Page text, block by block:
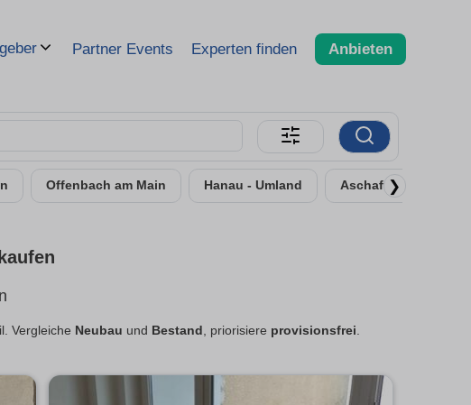
Partner Events Experten finden Anbieten
Offenbach am Main Hanau - Umland Aschaffenburg
❯
Vergleiche Neubau und Bestand , priorisiere provisionsfrei.